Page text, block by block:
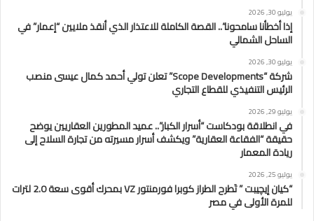
يوليو 30, 2026
إذا أخطأنا سامحونا”.. القصة الكاملة للاعتذار الذي أنقذ ملايين “إعمار” في
الساحل الشمالي
يوليو 30, 2026
شركة “Scope Developments” تعلن تولي أحمد كمال عيسى منصب
الرئيس التنفيذي للقطاع التجاري
يوليو 29, 2026
في انطلاقة بودكاست “أسرار الكبار”.. عميد المطورين العقاريين يوضح
حقيقة “الفقاعة العقارية” ويكشف أسرار مسيرته من تجارة السلاح إلى
ريادة المعمار
يوليو 25, 2026
“كيان إيچيبت ” تَطرح الطراز كوبرا فورمنتور VZ بمحرك أقوى سعة 2.0 لترات
للمرة الأولى في مصر